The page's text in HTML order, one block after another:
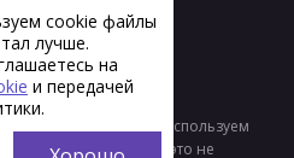
Тренд
Мы используем
сайта. Если вас это не
cookie файлы
лучше.
на
и передачей